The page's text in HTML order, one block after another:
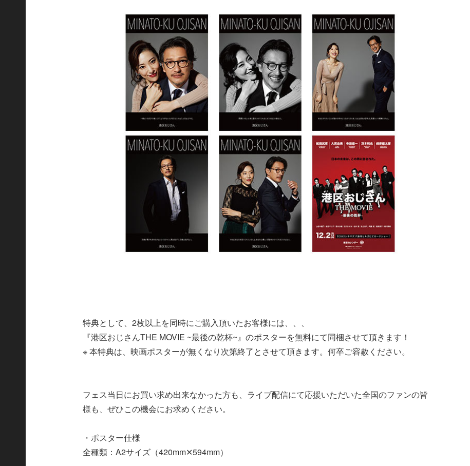
特典として、2枚以上を同時にご購入頂いたお客様には、、、
『港区おじさんTHE MOVIE ~最後の乾杯~』のポスターを無料にて同梱させて頂きます！
※ 本特典は、映画ポスターが無くなり次第終了とさせて頂きます。何卒ご容赦ください。
フェス当日にお買い求め出来なかった方も、ライブ配信にて応援いただいた全国のファンの皆
様も、ぜひこの機会にお求めください。
・ポスター仕様
全種類：A2サイズ（420mm✕594mm）